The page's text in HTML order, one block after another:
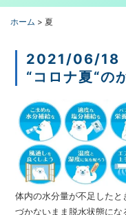
ホーム > 夏
2021/06/18
“コロナ夏“の
体内の水分量が不足した
づかないまま脱水状態にな